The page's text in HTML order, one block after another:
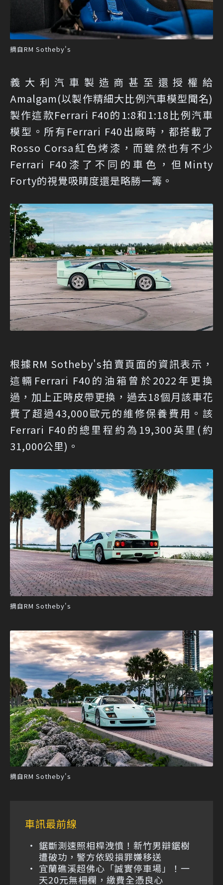
摘自RM Sotheby's
義大利汽車製造商甚至還授權給
Amalgam(以製作精細大比例汽車模型聞名)
製作這款Ferrari F40的1:8和1:18比例汽車
模型。所有Ferrari F40出廠時，都搭載了
Rosso Corsa紅色烤漆，而雖然也有不少
Ferrari F40漆了不同的車色，但Minty
Forty的視覺吸睛度還是略勝一籌。
根據RM Sotheby's拍賣頁面的資訊表示，
這輛Ferrari F40的油箱曾於2022年更換
過，加上正時皮帶更換，過去18個月該車花
費了超過43,000歐元的維修保養費用。該
Ferrari F40的總里程約為19,300英里(約
31,000公里)。
摘自RM Sotheby's
摘自RM Sotheby's
車訊最前線
鋸斷測速照相桿洩憤！新竹男辯鋸樹
遭破功，警方依毀損罪嫌移送
宜蘭礁溪超佛心「誠實停車場」！一
天20元無柵欄，繳費全憑良心